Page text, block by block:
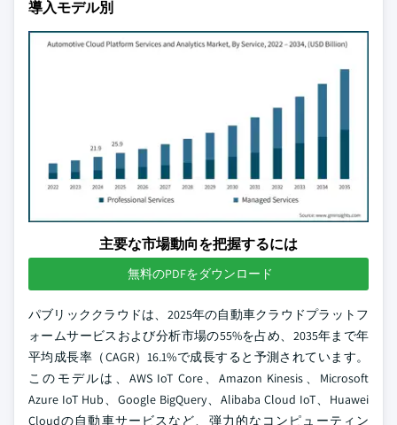
導入モデル別
主要な市場動向を把握するには
無料のPDFをダウンロード
パブリッククラウドは、2025年の自動車クラウドプラットフ
ォームサービスおよび分析市場の55%を占め、2035年まで年
平均成長率（CAGR）16.1%で成長すると予測されています。
このモデルは、AWS IoT Core、Amazon Kinesis、Microsoft
Azure IoT Hub、Google BigQuery、Alibaba Cloud IoT、Huawei
Cloudの自動車サービスなど、弾力的なコンピューティン